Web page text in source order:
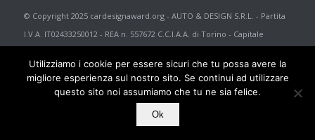
© Copyright 2025 cardesignaward.org - AUTO & DESIGN S.R.L. - Partita
I.V.A. IT02433250012 - REA n. 557672 C.C.I.A.A. di Torino - Capitale
Utilizziamo i cookie per essere sicuri che tu possa avere la
migliore esperienza sul nostro sito. Se continui ad utilizzare
questo sito noi assumiamo che tu ne sia felice.
Ok